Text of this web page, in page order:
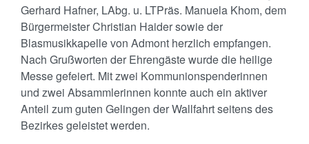
Gerhard Hafner, LAbg. u. LTPräs. Manuela Khom, dem
Bürgermeister Christian Haider sowie der
Blasmusikkapelle von Admont herzlich empfangen.
Nach Grußworten der Ehrengäste wurde die heilige
Messe gefeiert. Mit zwei Kommunionspenderinnen
und zwei Absammlerinnen konnte auch ein aktiver
Anteil zum guten Gelingen der Wallfahrt seitens des
Bezirkes geleistet werden.